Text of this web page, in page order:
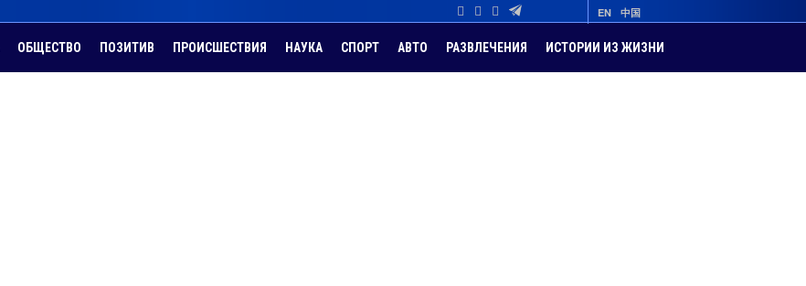
EN 中国
ОБЩЕСТВО ПОЗИТИВ ПРОИСШЕСТВИЯ НАУКА СПОРТ АВТО РАЗВЛЕЧЕНИЯ ИСТОРИИ ИЗ ЖИЗНИ